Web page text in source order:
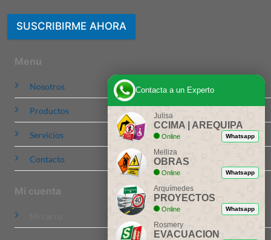
Menu
Nosotros
Productos
Servicios
Contacto
Mi cuenta
SUSCRIBIRME AHORA
Contacta a un Experto
Julisa
CCIMA | AREQUIPA
Online Whatsapp
Melliza
OBRAS
Online Whatsapp
Arquímedes
PROYECTOS
Online Whatsapp
Rosmery
EVACUACION